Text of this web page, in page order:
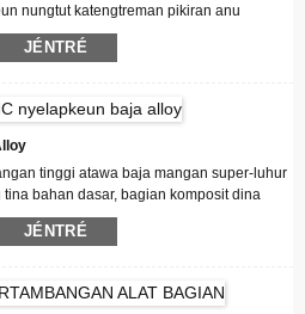
nungtut katengtreman pikiran anu
pinuh-dijamin sareng ngajamin suku
congcot anjeun, pamilarian anjeun
komponén ngagantian loba crushers brand
JÉNTRÉ
tinggi atawa baja mangan super-luhur
bahan dasar, bagian komposit dina
bimetal komposit maké bagian maké
teuing, non-maké. Topeng boga
jeung kerung greatly ngaronjat hirup
JÉNTRÉ